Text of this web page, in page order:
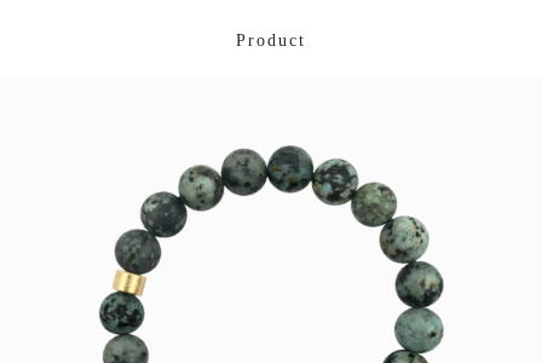
Product